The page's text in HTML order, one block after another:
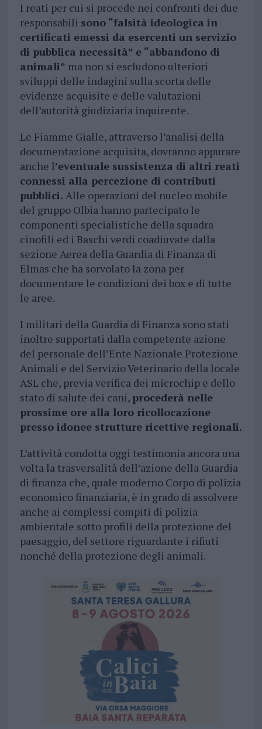
I reati per cui si procede nei confronti dei due
responsabili sono “falsità ideologica in
certificati emessi da esercenti un servizio
di pubblica necessità” e “abbandono di
animali” ma non si escludono ulteriori
sviluppi delle indagini sulla scorta delle
evidenze acquisite e delle valutazioni
dell’autorità giudiziaria inquirente.
Le Fiamme Gialle, attraverso l’analisi della
documentazione acquisita, dovranno appurare
anche l’eventuale sussistenza di altri reati
connessi alla percezione di contributi
pubblici. Alle operazioni del nucleo mobile
del gruppo Olbia hanno partecipato le
componenti specialistiche della squadra
cinofili ed i Baschi verdi coadiuvate dalla
sezione Aerea della Guardia di Finanza di
Elmas che ha sorvolato la zona per
documentare le condizioni dei box e di tutte
le aree.
I militari della Guardia di Finanza sono stati
inoltre supportati dalla competente azione
del personale dell’Ente Nazionale Protezione
Animali e del Servizio Veterinario della locale
ASL che, previa verifica dei microchip e dello
stato di salute dei cani, procederà nelle
prossime ore alla loro ricollocazione
presso idonee strutture ricettive regionali.
L’attività condotta oggi testimonia ancora una
volta la trasversalità dell’azione della Guardia
di finanza che, quale moderno Corpo di polizia
economico finanziaria, è in grado di assolvere
anche ai complessi compiti di polizia
ambientale sotto profili della protezione del
paesaggio, del settore riguardante i rifiuti
nonché della protezione degli animali.